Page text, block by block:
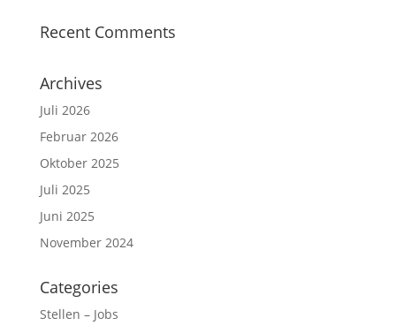
Recent Comments
Archives
Juli 2026
Februar 2026
Oktober 2025
Juli 2025
Juni 2025
November 2024
Categories
Stellen – Jobs